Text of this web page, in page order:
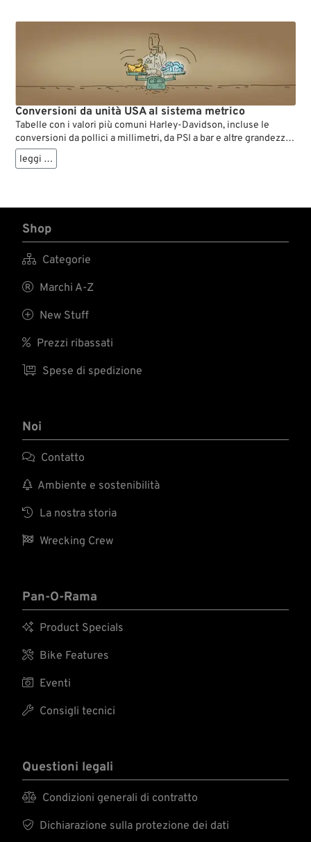
dividere il numeratore per il denominatore (oppure prendere il
valore dalla tabella seguente)... 11 diviso per 64 = 0.171875,
Sostituire lo zero posizionato prima del punto decimale del
risultato intermedio con il numero intero che si trova prima del
trattino … per cui 0.171875 diventa ora 3.171875., Per convertire
in millimetri (centimetri) si deve moltiplicare il valore decimale
dei pollici per 25,4 (2,54): 3.171875 x 25,4 = 80,566 mm,
Conversioni da unità USA al sistema metrico
Tabelle con i valori più comuni Harley-Davidson, incluse le
conversioni da pollici a millimetri, da PSI a bar e altre grandezze
fisiche. In questo modo è possibile confrontare rapidamente e
in modo affidabile misure, capacità di riempimento e altre
leggi …
Shop
 Categorie
 Marchi A-Z
 New Stuff
 Prezzi ribassati
 Spese di spedizione
Noi
 Contatto
 Ambiente e sostenibilità
 La nostra storia
 Wrecking Crew
Pan-O-Rama
 Product Specials
 Bike Features
 Eventi
 Consigli tecnici
Questioni legali
 Condizioni generali di contratto
 Dichiarazione sulla protezione dei dati